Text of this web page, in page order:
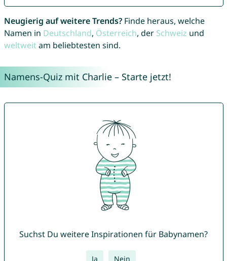
Neugierig auf weitere Trends?Finde heraus, welche
Namen in Deutschland, Österreich, der Schweiz und
weltweitam beliebtesten sind.
Namens-Quiz mit Charlie – Starte jetzt!
Suchst Du weitere Inspirationen für Babynamen?
Ja Nein